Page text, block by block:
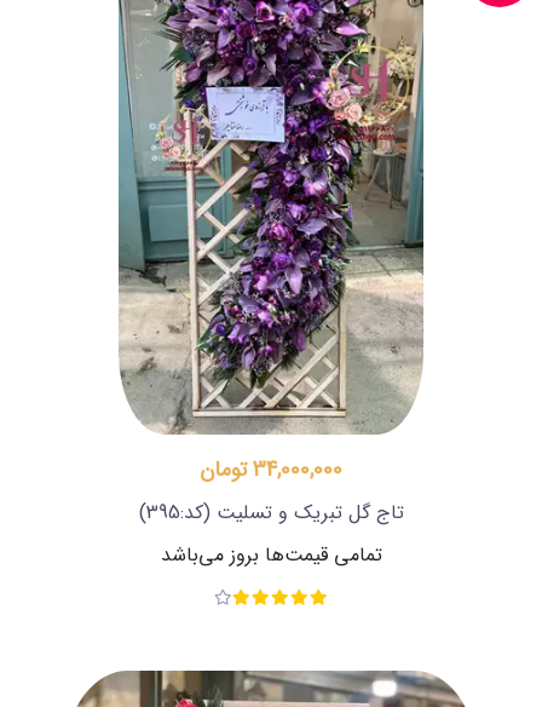
34,000,000 تومان
تاج گل تبریک و تسلیت (کد:395)
تمامی قیمت‌ها بروز می‌باشد